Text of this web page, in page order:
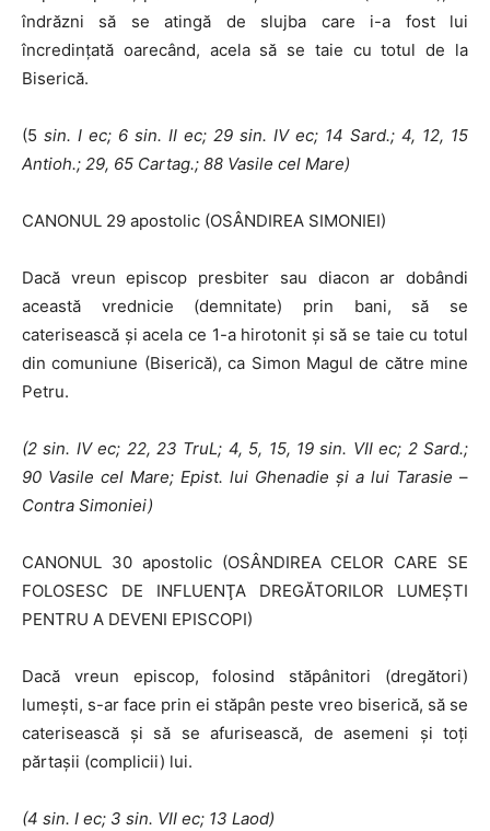
îndrăzni să se atingă de slujba ca­re i-a fost lui
încredinţată oarecând, acela să se taie cu totul de la
Biserică.
(5 sin. I ec; 6 sin. II ec; 29 sin. IV ec; 14 Sard.; 4, 12, 15
Antioh.; 29, 65 Cartag.; 88 Vasile cel Mare)
CANONUL 29 apostolic (OSÂNDIREA SIMONIEI)
Dacă vreun episcop presbiter sau diacon ar dobândi
această vrednicie (demnitate) prin bani, să se
caterisească şi acela ce 1-a hirotonit şi să se taie cu totul
din comuniune (Biserică), ca Simon Magul de către mine
Petru.
(2 sin. IVec; 22, 23 TruL; 4, 5, 15, 19 sin. VII ec; 2 Sard.;
90 Vasile cel Mare; Epist. lui Ghenadie şi a lui Tarasie –
Contra Simoniei)
CANONUL 30 apostolic (OSÂNDIREA CELOR CARE SE
FOLOSESC DE INFLUENŢA DREGĂTORILOR LUMEŞTI
PENTRU A DEVENI EPISCOPI)
Dacă vreun episcop, folosind stăpânitori (dregători)
lumeşti, s-ar face prin ei stăpân peste vreo biserică, să se
caterisească şi să se afurisească, de asemeni şi toţi
părtaşii (complicii) lui.
(4 sin. I ec; 3 sin. VII ec; 13 Laod)